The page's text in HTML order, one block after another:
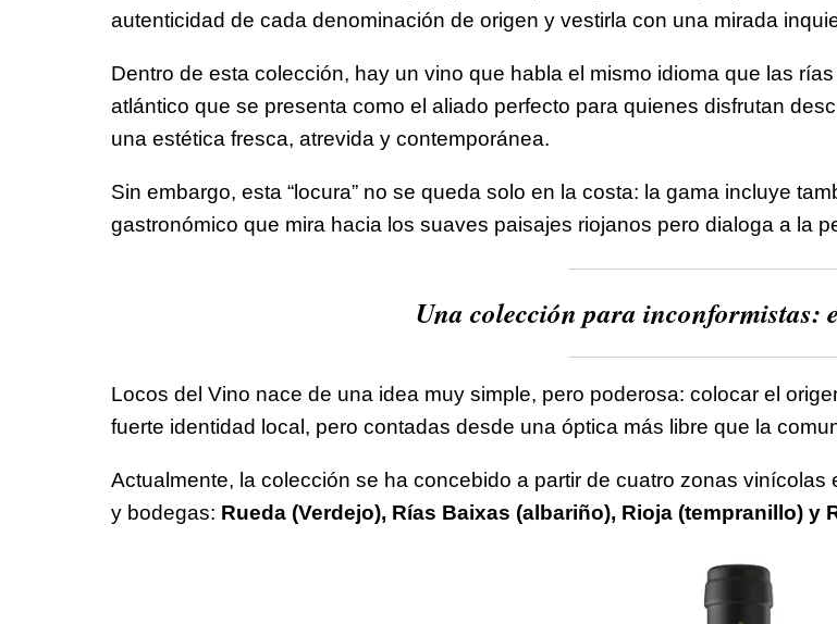
autenticidad de cada denominación de origen y vestirla con una mirada
Dentro de esta colección, hay un vino que habla el mismo idioma que las
atlántico que se presenta como el aliado perfecto para quienes disfrutan
una estética fresca, atrevida y contemporánea.
Sin embargo, esta “locura” no se queda solo en la costa: la gama incluye
gastronómico que mira hacia los suaves paisajes riojanos pero dialoga a la
Una colección para inconformistas:
Locos del Vino nace de una idea muy simple, pero poderosa: colocar el
fuerte identidad local, pero contadas desde una óptica más libre que la
Actualmente, la colección se ha concebido a partir de cuatro zonas
y bodegas: Rueda (Verdejo), Rías Baixas (albariño), Rioja (tempranillo) y